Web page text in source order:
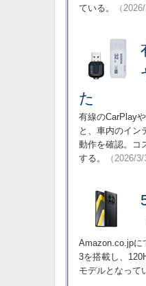
ている。
（
た
有線のCarPlay
と、車内のイン
動作を確認。コ
する。
（2026/3/
Amazon.co.jpに
3を搭載し、
モデルとなって